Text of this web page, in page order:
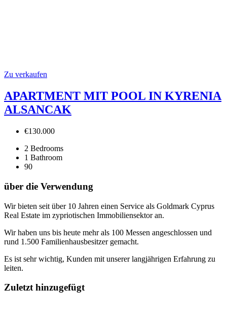
Zu verkaufen
APARTMENT MIT POOL IN KYRENIA
ALSANCAK
€130.000
2 Bedrooms
1 Bathroom
90
über die Verwendung
Wir bieten seit über 10 Jahren einen Service als Goldmark Cyprus
Real Estate im zypriotischen Immobiliensektor an.
Wir haben uns bis heute mehr als 100 Messen angeschlossen und
rund 1.500 Familienhausbesitzer gemacht.
Es ist sehr wichtig, Kunden mit unserer langjährigen Erfahrung zu
leiten.
Zuletzt hinzugefügt